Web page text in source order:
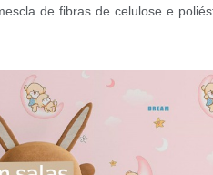
de fibras de celulose e